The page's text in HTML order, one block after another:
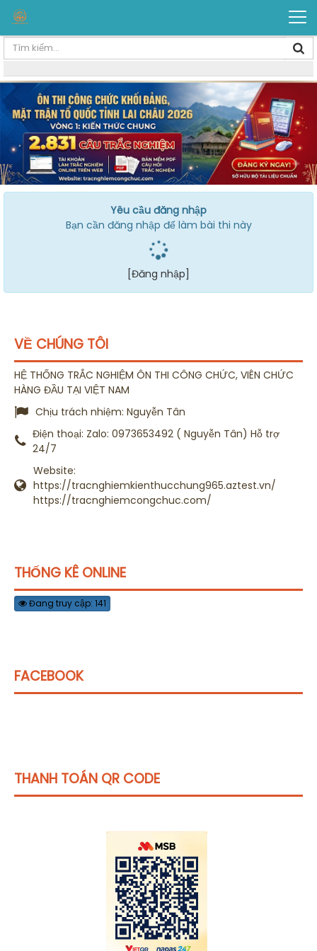
Yêu cầu đăng nhập
Bạn cần đăng nhập để làm bài thi này
[Đăng nhập]
VỀ CHÚNG TÔI
HỆ THỐNG TRẮC NGHIỆM ÔN THI CÔNG CHỨC, VIÊN CHỨC
HÀNG ĐẦU TẠI VIỆT NAM
Chịu trách nhiệm: Nguyễn Tân
Điện thoại: Zalo: 0973653492 ( Nguyễn Tân) Hỗ trợ
24/7
Website:
https://tracnghiemkienthucchung965.aztest.vn/
https://tracnghiemcongchuc.com/
THỐNG KÊ ONLINE
Đang truy cập: 141
FACEBOOK
THANH TOÁN QR CODE